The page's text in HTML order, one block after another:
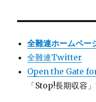
全難連ホームペー
全難連Twitter
Open the Gate
「Stop!長期収容